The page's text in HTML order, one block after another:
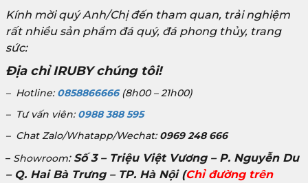
Kính mời quý Anh/Chị đến tham quan, trải nghiệm
rất nhiều sản phẩm đá quý, đá phong thủy, trang
sức:
Địa chỉ IRUBY chúng tôi!
– Hotline: 0858866666(8h00 – 21h00)
– Tư vấn viên: 0988 388 595
– Chat Zalo/Whatapp/Wechat: 0969 248 666
– Showroom: Số 3 – Triệu Việt Vương – P. Nguyễn Du
– Q. Hai Bà Trưng – TP. Hà Nội(Chỉ đường trên